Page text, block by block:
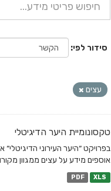
סידור לפי
עצים
טקסונומיית היער הדיגיטלי
בפרויקט ״היער העירוני
אוספים מידע על עצים ממגוון
PDF XLS